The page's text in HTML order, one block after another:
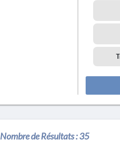
Nombre de Résultats :35